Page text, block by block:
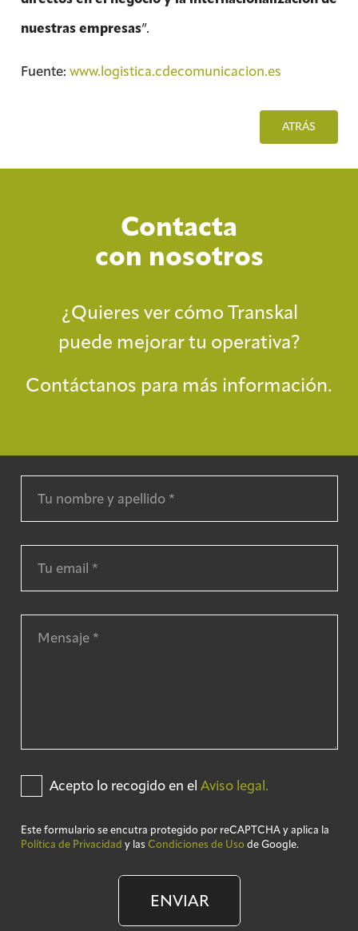
nuestras empresas”.
Fuente: www.logistica.cdecomunicacion.es
ATRÁS
Contacta
con nosotros
¿Quieres ver cómo Transkal
puede mejorar tu operativa?
Contáctanos para más información.
Acepto lo recogido en el Aviso legal.
Este formulario se encutra protegido por reCAPTCHA y aplica la
Política de Privacidad y las Condiciones de Uso de Google.
ENVIAR